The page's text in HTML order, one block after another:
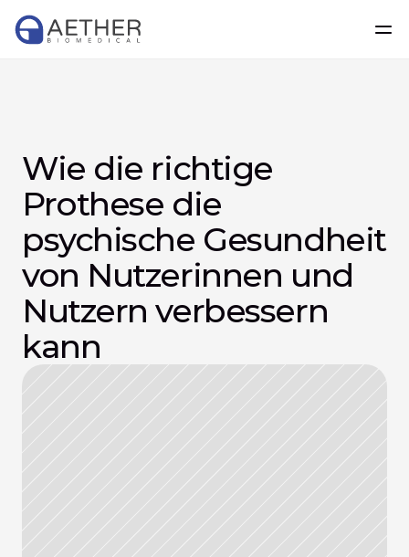
Wie die richtige
Prothese die
psychische Gesundheit
von Nutzerinnen und
Nutzern verbessern
kann